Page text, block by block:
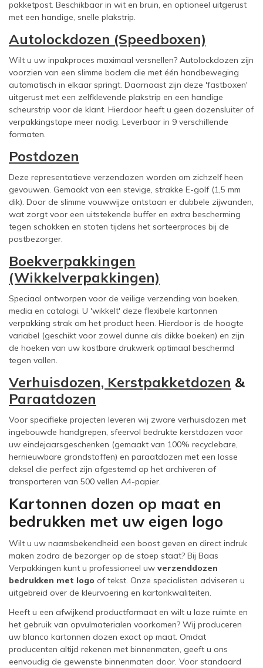
pakketpost. Beschikbaar in wit en bruin, en optioneel uitgerust
met een handige, snelle plakstrip.
Autolockdozen (Speedboxen)
Wilt u uw inpakproces maximaal versnellen? Autolockdozen zijn
voorzien van een slimme bodem die met één handbeweging
automatisch in elkaar springt. Daarnaast zijn deze 'fastboxen'
uitgerust met een zelfklevende plakstrip en een handige
scheurstrip voor de klant. Hierdoor heeft u geen dozensluiter of
verpakkingstape meer nodig. Leverbaar in 9 verschillende
formaten.
Postdozen
Deze representatieve verzendozen worden om zichzelf heen
gevouwen. Gemaakt van een stevige, strakke E-golf (1,5 mm
dik). Door de slimme vouwwijze ontstaan er dubbele zijwanden,
wat zorgt voor een uitstekende buffer en extra bescherming
tegen schokken en stoten tijdens het sorteerproces bij de
postbezorger.
Boekverpakkingen
(Wikkelverpakkingen)
Speciaal ontworpen voor de veilige verzending van boeken,
media en catalogi. U 'wikkelt' deze flexibele kartonnen
verpakking strak om het product heen. Hierdoor is de hoogte
variabel (geschikt voor zowel dunne als dikke boeken) en zijn
de hoeken van uw kostbare drukwerk optimaal beschermd
tegen vallen.
Verhuisdozen, Kerstpakketdozen &
Paraatdozen
Voor specifieke projecten leveren wij zware verhuisdozen met
ingebouwde handgrepen, sfeervol bedrukte kerstdozen voor
uw eindejaarsgeschenken (gemaakt van 100% recyclebare,
hernieuwbare grondstoffen) en paraatdozen met een losse
deksel die perfect zijn afgestemd op het archiveren of
transporteren van 500 vellen A4-papier.
Kartonnen dozen op maat en
bedrukken met uw eigen logo
Wilt u uw naamsbekendheid een boost geven en direct indruk
maken zodra de bezorger op de stoep staat? Bij Baas
Verpakkingen kunt u professioneel uw verzenddozen
bedrukken met logo of tekst. Onze specialisten adviseren u
uitgebreid over de kleurvoering en kartonkwaliteiten.
Heeft u een afwijkend productformaat en wilt u loze ruimte en
het gebruik van opvulmaterialen voorkomen? Wij produceren
uw blanco kartonnen dozen exact op maat. Omdat
producenten altijd rekenen met binnenmaten, geeft u ons
eenvoudig de gewenste binnenmaten door. Voor standaard